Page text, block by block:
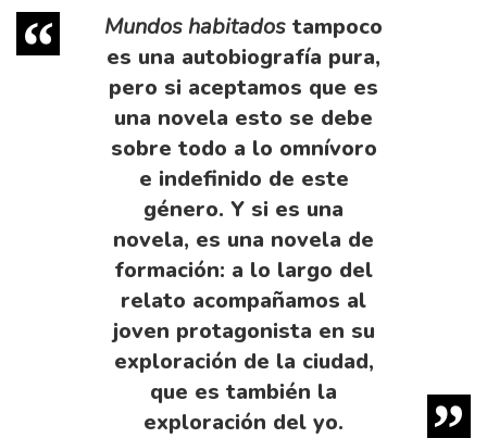
Mundos habitados tampoco
es una autobiografía pura,
pero si aceptamos que es
una novela esto se debe
sobre todo a lo omnívoro
e indefinido de este
género. Y si es una
novela, es una novela de
formación: a lo largo del
relato acompañamos al
joven protagonista en su
exploración de la ciudad,
que es también la
exploración del yo.